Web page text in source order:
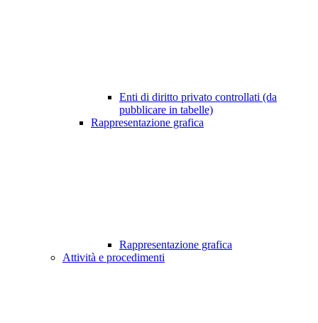
Enti di diritto privato controllati (da
pubblicare in tabelle)
Rappresentazione grafica
Rappresentazione grafica
Attività e procedimenti